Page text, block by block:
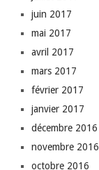
juin 2017
mai 2017
avril 2017
mars 2017
février 2017
janvier 2017
décembre 2016
novembre 2016
octobre 2016